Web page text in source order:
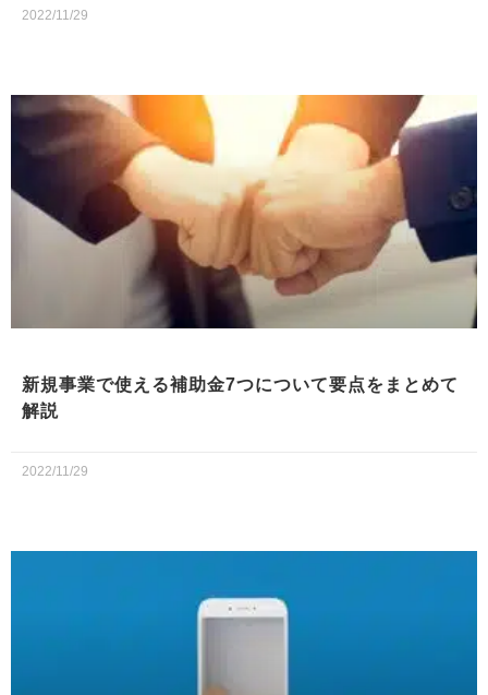
2022/11/29
新規事業で使える補助金7つについて要点をまとめて
解説
2022/11/29